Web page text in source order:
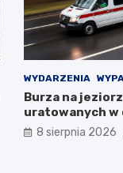
WYDARZENIA
Burza na
uratowanych
ratunkowej
8 sierpnia 2026